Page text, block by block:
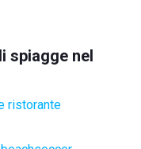
spiagge nel
ristorante